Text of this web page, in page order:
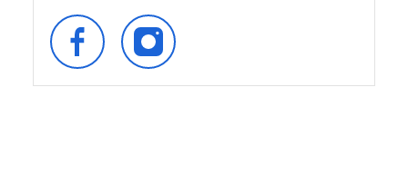
SUIVEZ‑NOUS
SUR
FACEBOOK
SUIVEZ‑NOUS
SUR
INSTAGRAM